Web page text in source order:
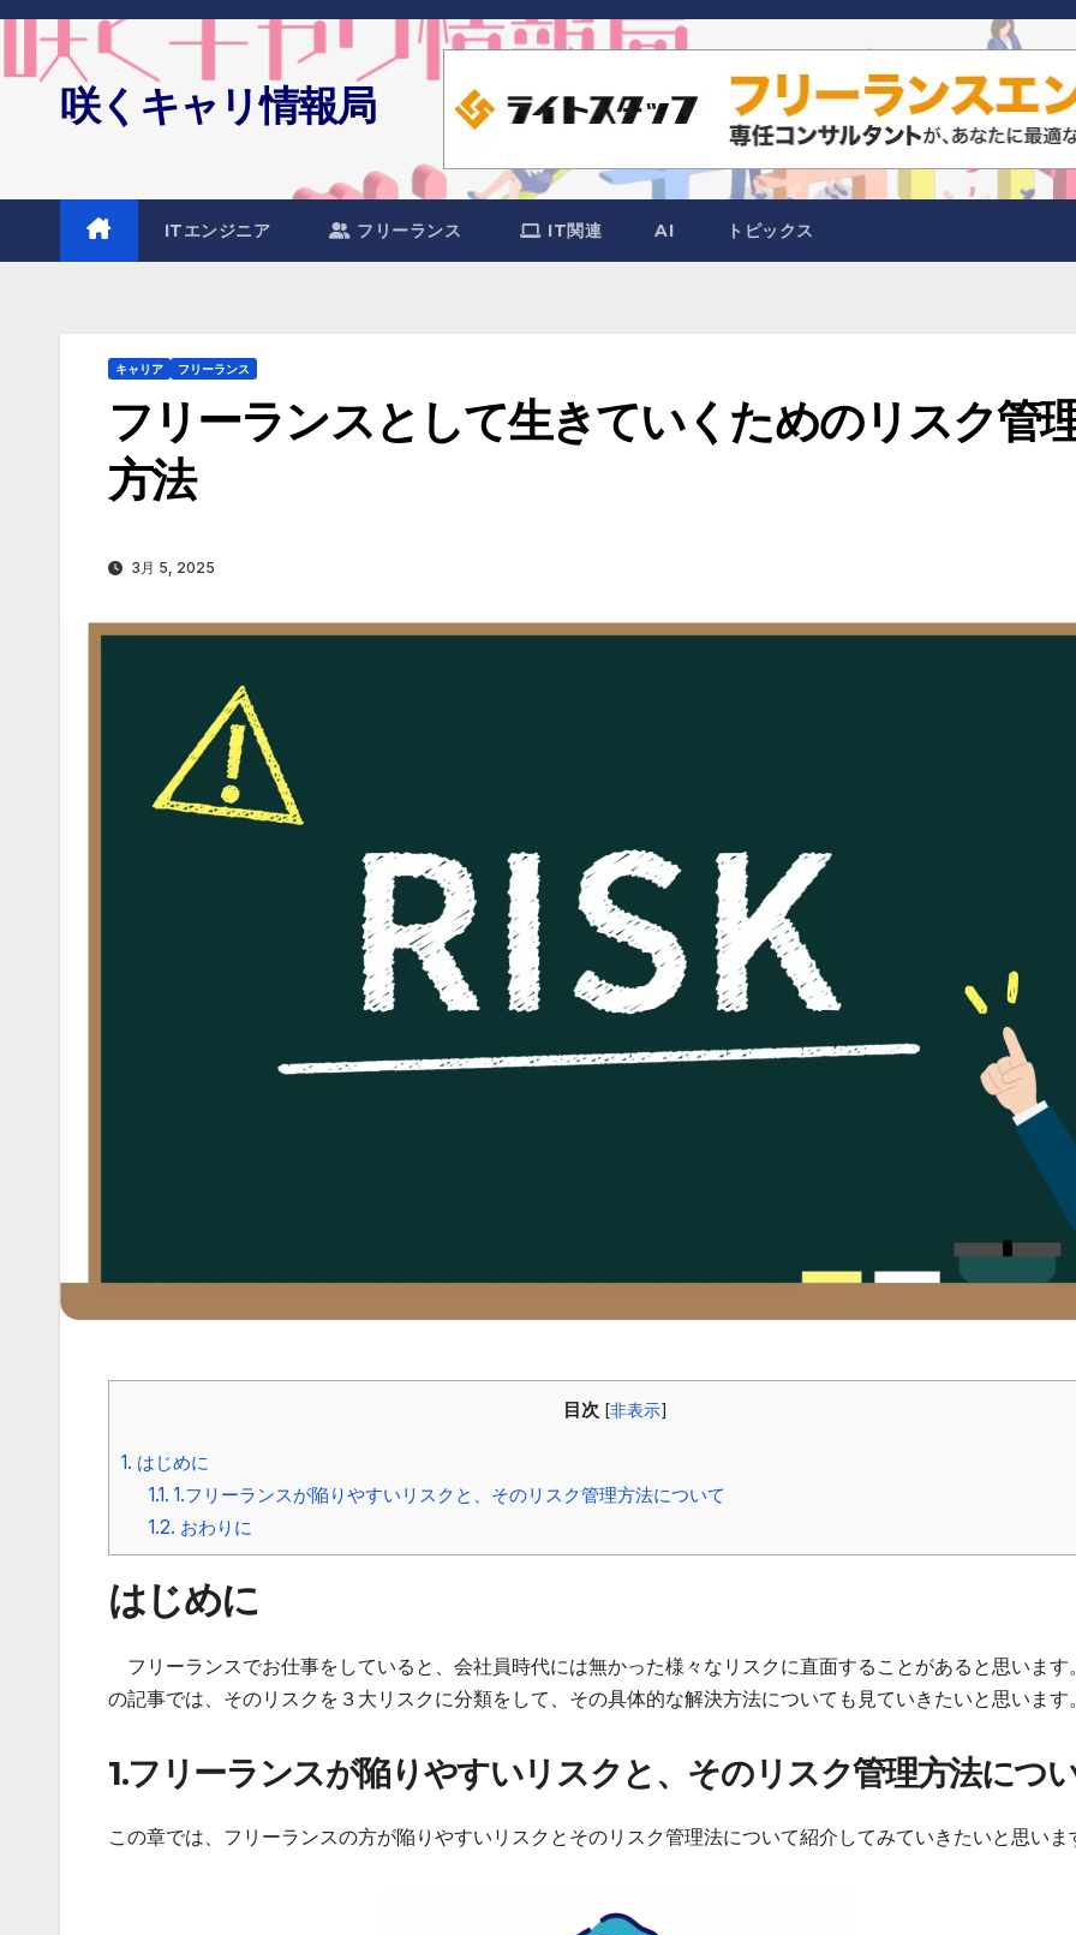
Skip
content咲くキャリ情報局
ITエンジニア フリーランス IT関連 AI トピックス
キャリア フリーランス
フリーランスとして生きていくためのリスク管
方法
3月 5, 2025
目次 [非表示]
1. はじめに
1.1. 1.フリーランスが陥りやすいリスクと、そのリスク管理方法について
1.2. おわりに
はじめに
フリーランスでお仕事をしていると、会社員時代には無かった様々なリスクに直面することがあると思います
の記事では、そのリスクを３大リスクに分類をして、その具体的な解決方法についても見ていきたいと思います
1.フリーランスが陥りやすいリスクと、そのリスク管理方法につ
この章では、フリーランスの方が陥りやすいリスクとそのリスク管理法について紹介してみていきたいと思いま